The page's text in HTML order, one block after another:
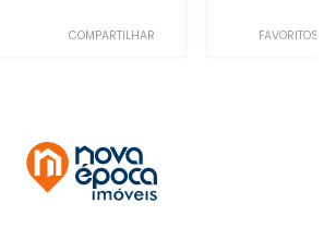
COMPARTILHAR FAVORITOS